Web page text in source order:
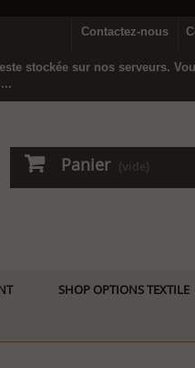
Contactez-nous
stockée sur nos serveurs.
Panier (vide)
SHOP OPTIONS TEXTILE